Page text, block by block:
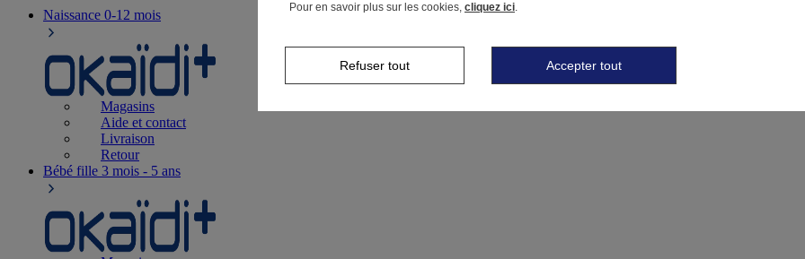
Naissance 0-12 mois
Magasins
Aide et contact
Livraison
Retour
Bébé fille 3 mois - 5 ans
Pour en savoir plus sur les cookies, cliquez ici.
Refuser tout Accepter tout